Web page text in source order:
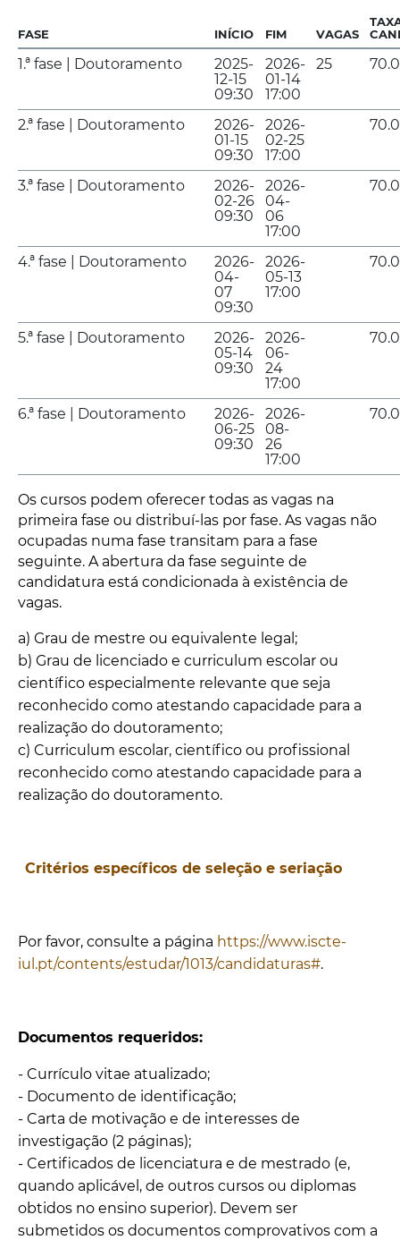
FASE INÍCIO FIM VAGAS
1.ª fase | Doutoramento
2025-
12-15
09:30
2026-
01-14
17:00
25
2.ª fase | Doutoramento
2026-
01-15
09:30
2026-
02-25
17:00
3.ª fase | Doutoramento
2026-
02-26
09:30
2026-
04-
06
17:00
4.ª fase | Doutoramento
2026-
04-
07
09:30
2026-
05-13
17:00
5.ª fase | Doutoramento
2026-
05-14
09:30
2026-
06-
24
17:00
6.ª fase | Doutoramento
2026-
06-25
09:30
2026-
08-
26
17:00
Os cursos podem oferecer todas as vagas na
primeira fase ou distribuí-las por fase. As vagas não
ocupadas numa fase transitam para a fase
seguinte. A abertura da fase seguinte de
candidatura está condicionada à existência de
vagas.
a) Grau de mestre ou equivalente legal;
b) Grau de licenciado e curriculum escolar ou
científico especialmente relevante que seja
reconhecido como atestando capacidade para a
realização do doutoramento;
c) Curriculum escolar, científico ou profissional
reconhecido como atestando capacidade para a
realização do doutoramento.
Critérios específicos de seleção e seriação
Por favor, consulte a página https://www.iscte-
iul.pt/contents/estudar/1013/candidaturas#.
Documentos requeridos:
- Currículo vitae atualizado;
- Documento de identificação;
- Carta de motivação e de interesses de
investigação (2 páginas);
- Certificados de licenciatura e de mestrado (e,
quando aplicável, de outros cursos ou diplomas
obtidos no ensino superior). Devem ser
submetidos os documentos comprovativos com a